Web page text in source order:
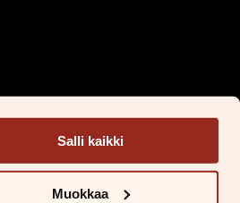
Salli kaikki
Muokkaa